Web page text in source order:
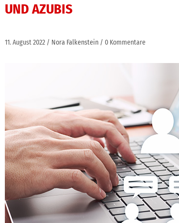
UND AZUBIS
11. August 2022 Nora Falkenstein 0 Kommentare